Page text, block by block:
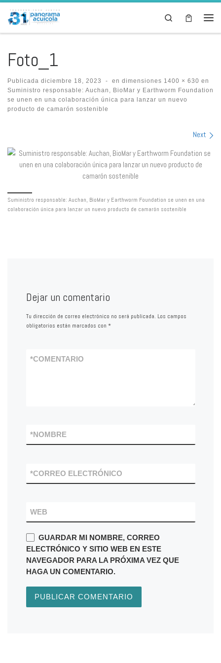
Skip to content
Search
Foto_1
Publicada diciembre 18, 2023 - en dimensiones 1400 × 630 en
Suministro responsable: Auchan, BioMar y Earthworm Foundation
se unen en una colaboración única para lanzar un nuevo
producto de camarón sostenible
Images navigation Next
Suministro responsable: Auchan, BioMar y Earthworm Foundation se unen en una
colaboración única para lanzar un nuevo producto de camarón sostenible
Dejar un comentario
Tu dirección de correo electrónico no será publicada. Los campos
obligatorios están marcados con *
COMENTARIO
*
NOMBRE
*
CORREO ELECTRÓNICO
*
WEB
GUARDAR MI NOMBRE, CORREO
ELECTRÓNICO Y SITIO WEB EN ESTE
NAVEGADOR PARA LA PRÓXIMA VEZ QUE
HAGA UN COMENTARIO.